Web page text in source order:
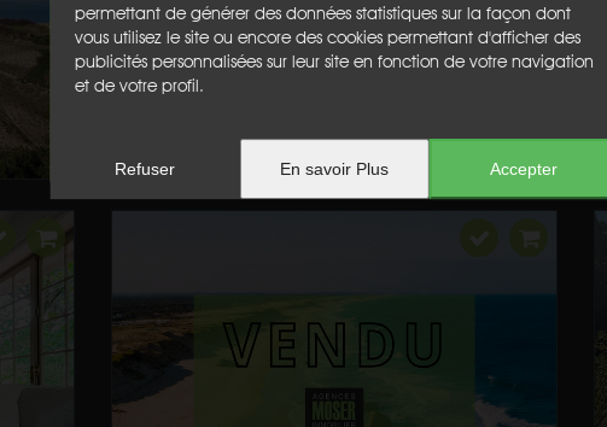
permettant de générer des données statistiques sur la façon dont
vous utilisez le site ou encore des cookies permettant d'afficher des
publicités personnalisées sur leur site en fonction de votre navigation
et de votre profil.
Refuser En savoir Plus Accepter